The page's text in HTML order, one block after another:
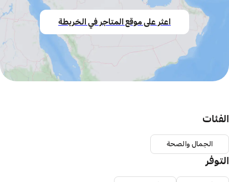
اعثر على موقع المتاجر في الخريطة
الفئات
الجمال والصحة
التوفر